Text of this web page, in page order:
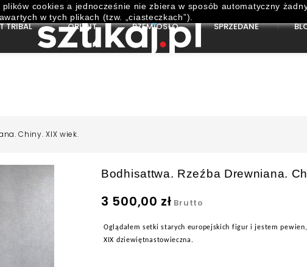
TRIBAL ORIENT RZEMIOSŁO SPRZEDANE
Chiny. XIX wiek.
Bodhisattwa. Rzeźba Drewniana.
3 500,00 zł Brutto
Oglądałem setki starych europejskich figur i jestem
XIX dziewiętnastowieczna.
cookies a jednocześnie nie zbiera w sposób automatyczny
w tych plikach (tzw. „ciasteczkach”).